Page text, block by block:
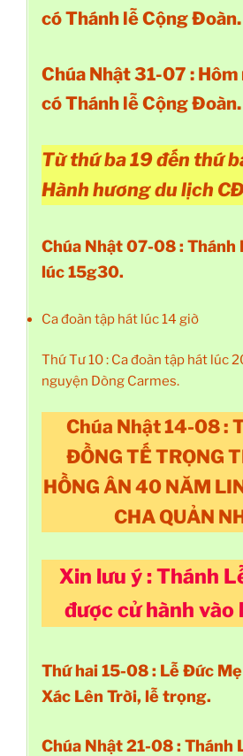
có Thánh lễ Cộng Đoàn.
Chúa Nhật 31-07 : Hôm
có Thánh lễ Cộng Đoàn.
Từ thứ ba 19 đến thứ
Hành hương du lịch
Chúa Nhật 07-08 : Thánh
lúc 15g30.
Ca đoàn tập hát lúc 14 giờ
Thứ Tư 10 : Ca đoàn tập hát lúc
nguyện Dòng Carmes.
Chúa Nhật 14-08 :
ĐỒNG TẾ TRỌNG
HỒNG ÂN 40 NĂM
CHA QUẢN
Xin lưu ý : Thánh
được cử hành vào
Thứ hai 15-08 : Lễ Đức
Xác Lên Trời, lễ trọng.
Chúa Nhật 21-08 : Thánh